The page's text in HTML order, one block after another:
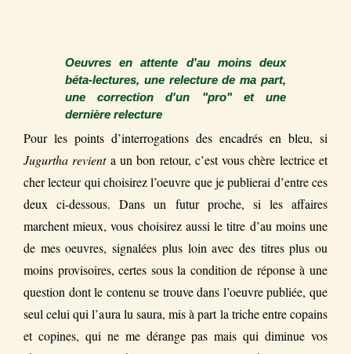
Oeuvres en attente d'au moins deux
béta-lectures, une relecture de ma part,
une correction d'un "pro" et une
dernière relecture
Pour les points d’interrogations des encadrés en bleu, si
Jugurtha revienta un bon retour, c’est vous chère lectrice et
cher lecteur qui choisirez l’oeuvre que je publierai d’entre ces
deux ci-dessous. Dans un futur proche, si les affaires
marchent mieux, vous choisirez aussi le titre d’au moins une
de mes oeuvres, signalées plus loin avec des titres plus ou
moins provisoires, certes sous la condition de réponse à une
question dont le contenu se trouve dans l’oeuvre publiée, que
seul celui qui l’aura lu saura, mis à part la triche entre copains
et copines, qui ne me dérange pas mais qui diminue vos